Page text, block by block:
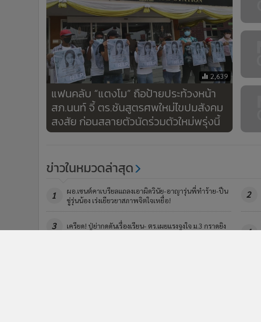
2,639
แฟนคลับ “แตงโม” ถือป้ายประท้วงหน้า
สภ.นนท์ จี้ ตร.ชันสูตรศพใหม่ไขปมสังคม
สงสัย ก่อนสลายตัวนัดร่วมตัวใหม่พรุ่งนี้
ข่าวในหมวดล่าสุด
1
ผอ.เซนต์คาเบรียลแถลงเอาผิดวินัย-อาญารุ่นพี่ทำร้าย-ปืน
ขู่รุ่นน้อง เร่งเยียวยาสภาพจิตใจเหยื่อ!
2
3 เครียด! ปู่ย่ากดดันเรื่องเรียน- ตร.เผยแรงจูงใจ ม.3 กราดยิง
4